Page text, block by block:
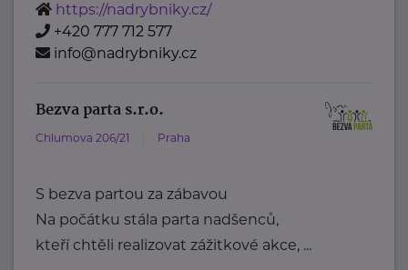
https://nadrybniky.cz/
+420 777 712 577
info@nadrybniky.cz
Bezva parta s.r.o.
Chlumova 206/21 Praha
S bezva partou za zábavou
Na počátku stála parta nadšenců,
kteří chtěli realizovat zážitkové akce, ...